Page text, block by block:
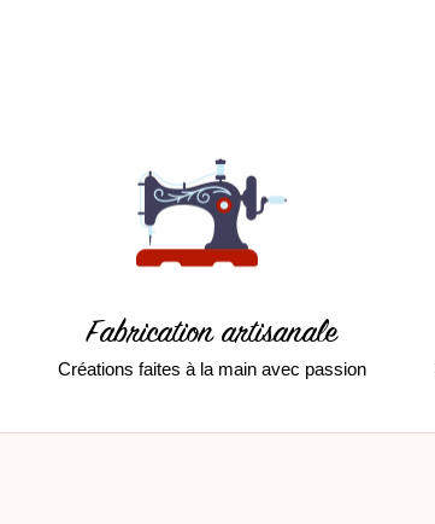
Fabrication artisanale
Créations faites à la main avec passion